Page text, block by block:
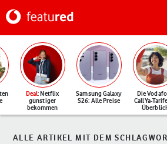
Deal: Netflix
günstiger
bekommen
Samsung Galaxy
S26: Alle Preise
Die
CallYa-
ALLE ARTIKEL MIT DEM